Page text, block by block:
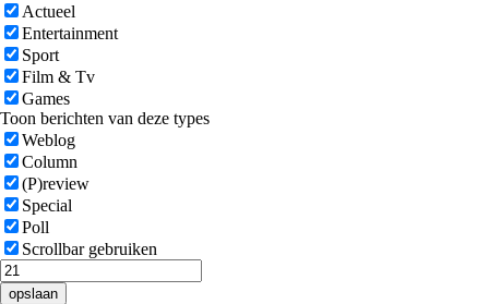
Actueel
Entertainment
Sport
Film & Tv
Games
Toon berichten van deze types
Weblog
Column
(P)review
Special
Poll
Scrollbar gebruiken
opslaan